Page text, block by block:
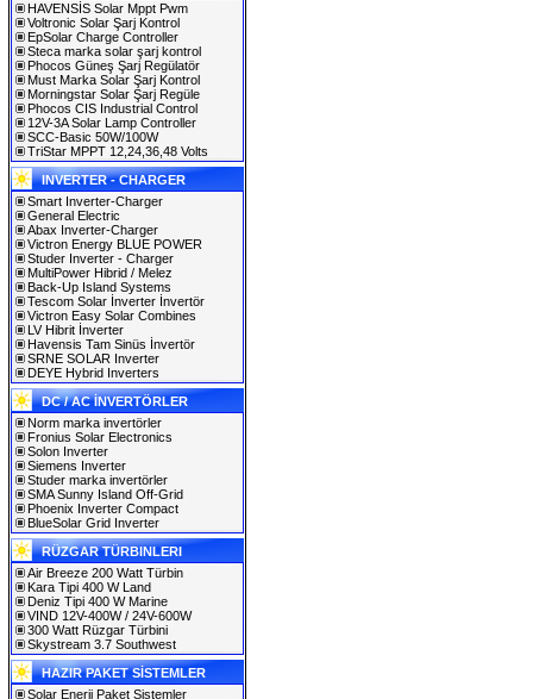
HAVENSİS Solar Mppt Pwm
Voltronic Solar Şarj Kontrol
EpSolar Charge Controller
Steca marka solar şarj kontrol
Phocos Güneş Şarj Regülatör
Must Marka Solar Şarj Kontrol
Morningstar Solar Şarj Regüle
Phocos CIS Industrial Control
12V-3A Solar Lamp Controller
SCC-Basic 50W/100W
TriStar MPPT 12,24,36,48 Volts
INVERTER - CHARGER
Smart Inverter-Charger
General Electric
Abax Inverter-Charger
Victron Energy BLUE POWER
Studer Inverter - Charger
MultiPower Hibrid / Melez
Back-Up Island Systems
Tescom Solar İnverter İnvertör
Victron Easy Solar Combines
LV Hibrit İnverter
Havensis Tam Sinüs İnvertör
SRNE SOLAR Inverter
DEYE Hybrid Inverters
DC / AC İNVERTÖRLER
Norm marka invertörler
Fronius Solar Electronics
Solon Inverter
Siemens Inverter
Studer marka invertörler
SMA Sunny Island Off-Grid
Phoenix Inverter Compact
BlueSolar Grid Inverter
RÜZGAR TÜRBINLERI
Air Breeze 200 Watt Türbin
Kara Tipi 400 W Land
Deniz Tipi 400 W Marine
VIND 12V-400W / 24V-600W
300 Watt Rüzgar Türbini
Skystream 3.7 Southwest
HAZIR PAKET SİSTEMLER
Solar Enerji Paket Sistemler